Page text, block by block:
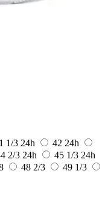
1/3 24h 42 24h
2/3 24h 45 1/3 24h
48 2/3
49 1/3